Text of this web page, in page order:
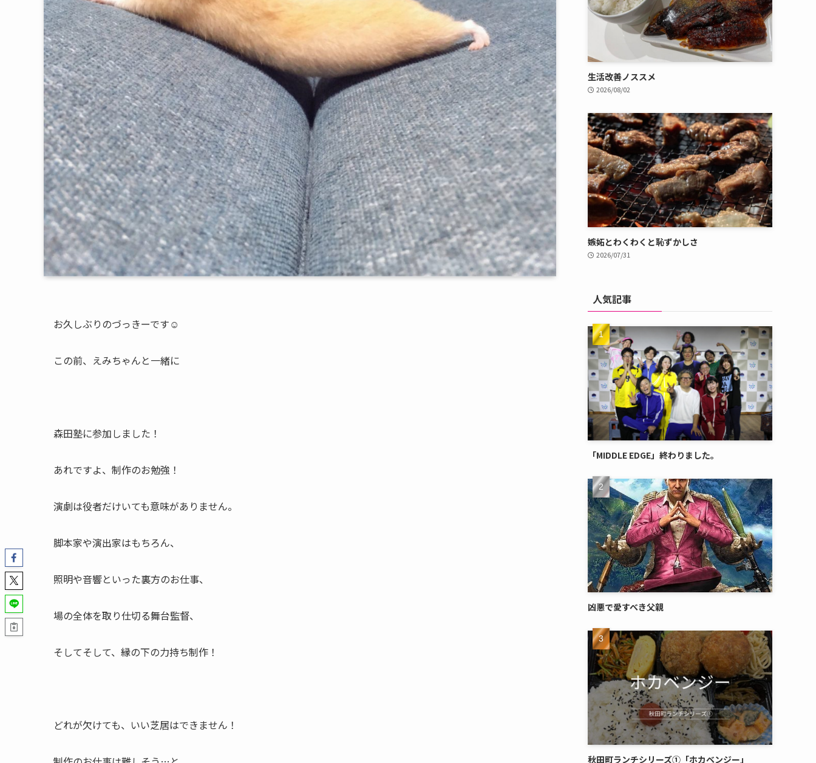
お久しぶりのづっきーです☺︎
この前、えみちゃんと一緒に
森田塾に参加しました！
あれですよ、制作のお勉強！
演劇は役者だけいても意味がありません。
脚本家や演出家はもちろん、
照明や音響といった裏方のお仕事、
場の全体を取り仕切る舞台監督、
そしてそして、縁の下の力持ち制作！
どれが欠けても、いい芝居はできません！
生活改善ノススメ
2026/08/02
嫉妬とわくわくと恥ずかしさ
2026/07/31
人気記事
「MIDDLE EDGE」終わりました。
凶悪で愛すべき父親
秋田町ランチシリーズ①「ホカベンジー」